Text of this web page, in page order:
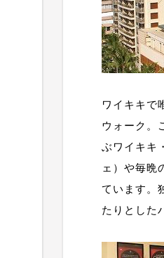
ワイキキで
ウォーク。
ぶワイキキ
ェ）や毎晩
ています。
たりとした